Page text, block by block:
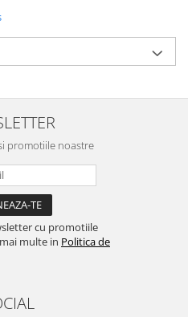
promotiile noastre
cu promotiile
multe in Politica de